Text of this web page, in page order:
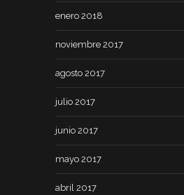
enero 2018
noviembre 2017
agosto 2017
julio 2017
junio 2017
mayo 2017
abril 2017